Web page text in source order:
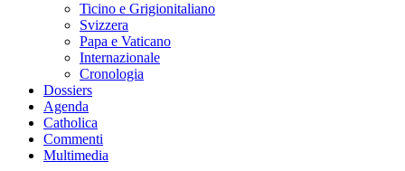
Ticino e Grigionitaliano
Svizzera
Papa e Vaticano
Internazionale
Cronologia
Dossiers
Agenda
Catholica
Commenti
Multimedia